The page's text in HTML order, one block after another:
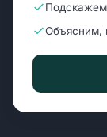
Объясним,